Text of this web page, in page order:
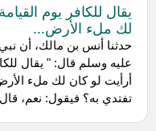
يقال للكافر يوم
لك ملء الأرض...
حدثنا أنس بن مالك، أن
عليه وسلم قال: " يقال
أرأيت لو كان لك ملء
تفتدي به؟ فيقول: نعم،